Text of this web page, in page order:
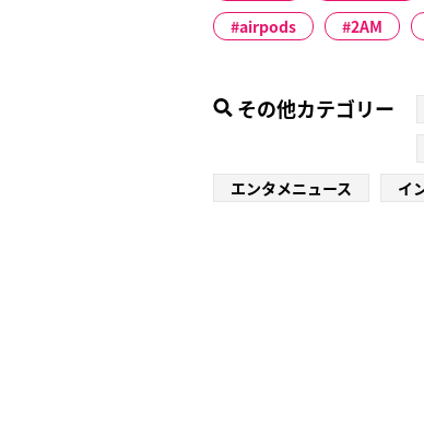
airpods
2AM
その他カテゴリー
エンタメニュース
イ